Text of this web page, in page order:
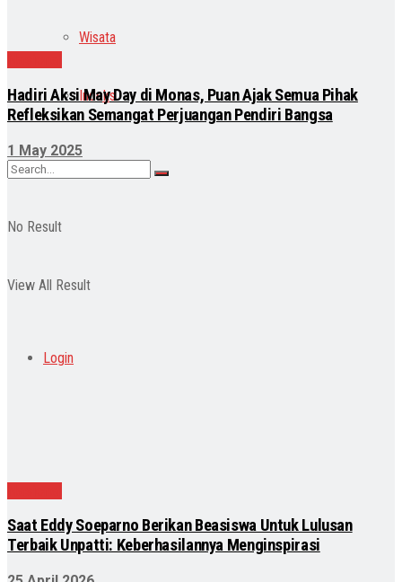
Wisata
Indeks
No Result
View All Result
Login
Hadiri Aksi May Day di Monas, Puan Ajak Semua Pihak
Refleksikan Semangat Perjuangan Pendiri Bangsa
1 May 2025
Saat Eddy Soeparno Berikan Beasiswa Untuk Lulusan
Terbaik Unpatti: Keberhasilannya Menginspirasi